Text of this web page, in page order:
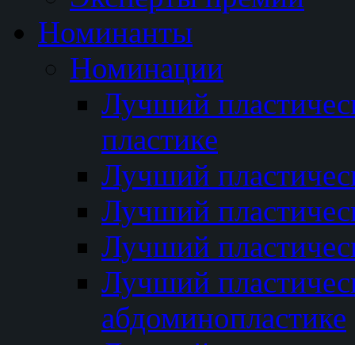
Номинанты
Номинации
Лучший
пластике
Лучший
Лучший
Лучший
Лучший
абдоминопластике